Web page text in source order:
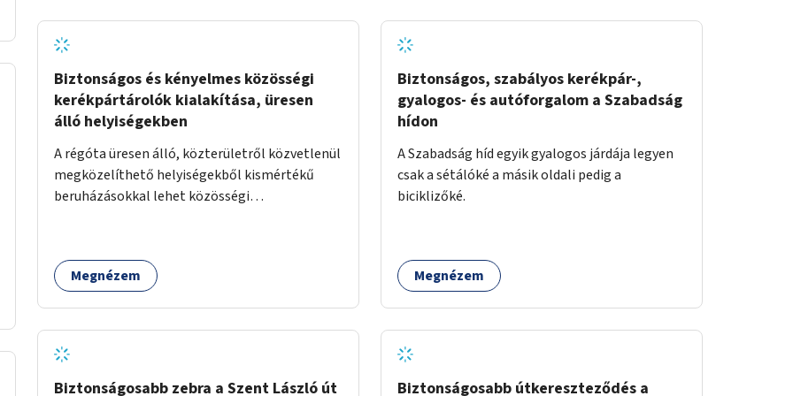
Biztonságos és kényelmes közösségi
kerékpártárolók kialakítása, üresen
álló helyiségekben
A régóta üresen álló, közterületről közvetlenül
megközelíthető helyiségekből kismértékű
beruházásokkal lehet közösségi
lehetne megoldani a sűrű beépítésű városi
övezetben jelentkező, kényelmes és
költségvetésű beruházások során az alábbi
műszaki beavatkozásokra van csupán szükség:
Ajtó lecserélése vagy javítása, elektromos zár
Megnézem
Biztonságosabb zebra a Szent László út
szándéknál.
Biztonságos, szabályos kerékpár-,
gyalogos- és autóforgalom a Szabadság
hídon
A Szabadság híd egyik gyalogos járdája legyen
csak a sétálóké a másik oldali pedig a
biciklizőké.
Megnézem
Biztonságosabb útkereszteződés a